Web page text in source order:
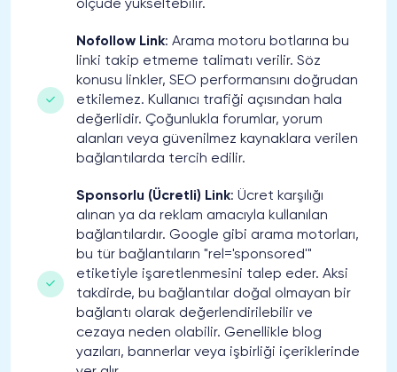
ölçüde yükseltebilir.
Nofollow Link: Arama motoru botlarına bu
linki takip etmeme talimatı verilir. Söz
konusu linkler, SEO performansını doğrudan
etkilemez. Kullanıcı trafiği açısından hala
değerlidir. Çoğunlukla forumlar, yorum
alanları veya güvenilmez kaynaklara verilen
bağlantılarda tercih edilir.
Sponsorlu (Ücretli) Link: Ücret karşılığı
alınan ya da reklam amacıyla kullanılan
bağlantılardır. Google gibi arama motorları,
bu tür bağlantıların "rel='sponsored'"
etiketiyle işaretlenmesini talep eder. Aksi
takdirde, bu bağlantılar doğal olmayan bir
bağlantı olarak değerlendirilebilir ve
cezaya neden olabilir. Genellikle blog
yazıları, bannerlar veya işbirliği içeriklerinde